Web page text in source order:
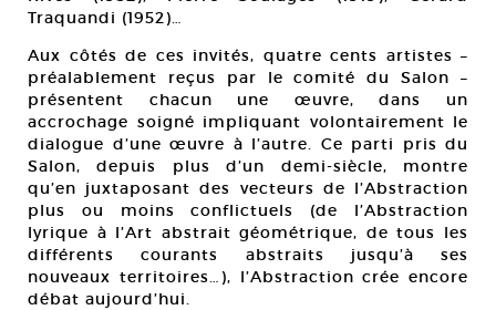
Traquandi (1952)…
Aux côtés de ces invités, quatre cents artistes –
préalablement reçus par le comité du Salon –
présentent chacun une œuvre, dans un
accrochage soigné impliquant volontairement le
dialogue d’une œuvre à l’autre. Ce parti pris du
Salon, depuis plus d’un demi-siècle, montre
qu’en juxtaposant des vecteurs de l’Abstraction
plus ou moins conflictuels (de l’Abstraction
lyrique à l’Art abstrait géométrique, de tous les
différents courants abstraits jusqu’à ses
nouveaux territoires…), l’Abstraction crée encore
débat aujourd’hui.